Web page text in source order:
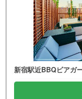
新宿駅近BBQビアガ